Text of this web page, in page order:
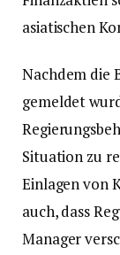
asiatischen
Nachdem die
gemeldet
Situation zu
Einlagen von
auch, dass
Manager